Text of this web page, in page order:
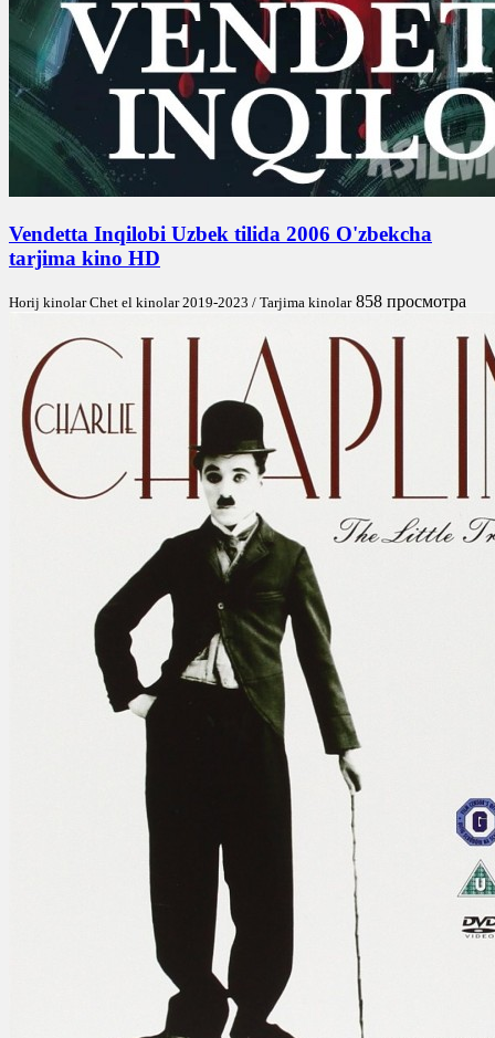
Vendetta Inqilobi Uzbek tilida 2006 O'zbekcha
tarjima kino HD
Horij kinolar Chet el kinolar 2019-2023 / Tarjima kinolar 858 просмотра